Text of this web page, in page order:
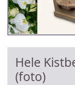
Hele
(foto)